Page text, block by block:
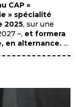
CAP «
» spécialité
2025, sur une
–, et formera
en alternance. ...